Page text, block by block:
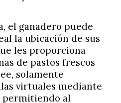
el ganadero puede
la ubicación de sus
les proporciona
de pastos frescos
solamente
virtuales mediante
permitiendo al